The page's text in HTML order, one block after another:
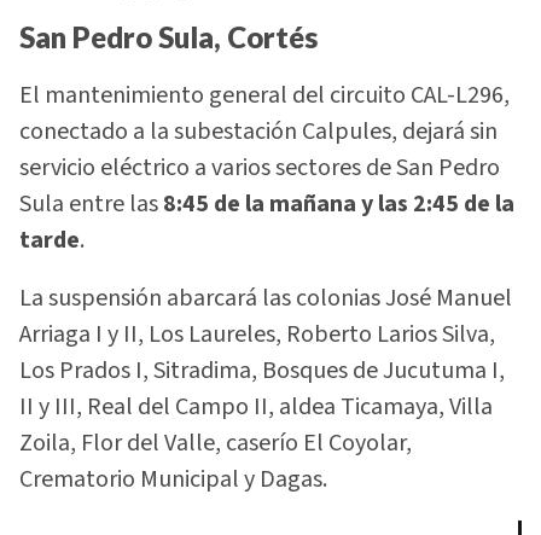
San Pedro Sula, Cortés
El mantenimiento general del circuito CAL-L296,
conectado a la subestación Calpules, dejará sin
servicio eléctrico a varios sectores de San Pedro
Sula entre las8:45 de la mañana y las 2:45 de la
tarde.
La suspensión abarcará las colonias José Manuel
Arriaga I y II, Los Laureles, Roberto Larios Silva,
Los Prados I, Sitradima, Bosques de Jucutuma I,
II y III, Real del Campo II, aldea Ticamaya, Villa
Zoila, Flor del Valle, caserío El Coyolar,
Crematorio Municipal y Dagas.